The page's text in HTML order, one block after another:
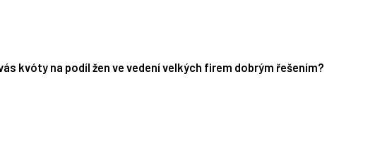
kvóty na podíl žen ve vedení velkých firem dobrým řešením?